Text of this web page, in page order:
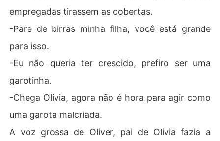
empregadas tirassem as cobertas.
-Pare de birras minha filha, você está grande
para isso.
-Eu não queria ter crescido, prefiro ser uma
garotinha.
-Chega Olivia, agora não é hora para agir como
uma garota malcriada.
A voz grossa de Oliver, pai de Olivia fazia a